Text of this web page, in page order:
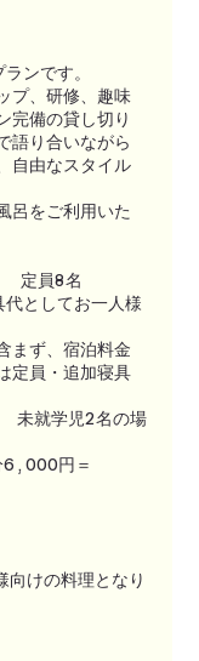
ンです。
プ、研修、趣味
完備の貸し切り
語り合いながら
自由なスタイル
呂をご利用いた
定員8名
としてお一人様
まず、宿泊料金
定員・追加寝具
未就学児2名の場
6,000円＝
けの料理となり